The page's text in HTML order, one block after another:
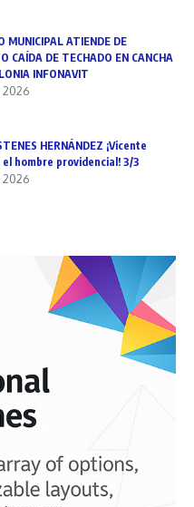
MUNICIPAL ATIENDE DE
CAÍDA DE TECHADO EN CANCHA
INFONAVIT
2026
HERNÁNDEZ ¡Vicente
el hombre providencial! 3/3
2026